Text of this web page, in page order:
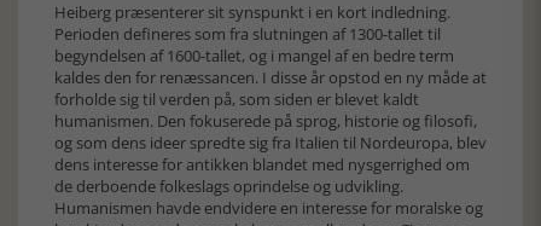
Heiberg præsenterer sit synspunkt i en kort indledning.
Perioden defineres som fra slutningen af 1300-tallet til
begyndelsen af 1600-tallet, og i mangel af en bedre term
kaldes den for renæssancen. I disse år opstod en ny måde at
forholde sig til verden på, som siden er blevet kaldt
humanismen. Den fokuserede på sprog, historie og filosofi,
og som dens ideer spredte sig fra Italien til Nordeuropa, blev
dens interesse for antikken blandet med nysgerrighed om
de derboende folkeslags oprindelse og udvikling.
Humanismen havde endvidere en interesse for moralske og